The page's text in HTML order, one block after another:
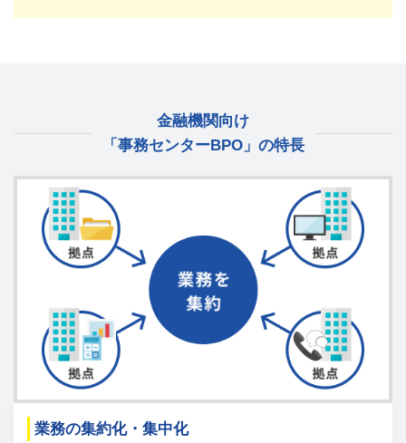
金融機関向け
「事務センターBPO」の特長
業務の集約化・集中化